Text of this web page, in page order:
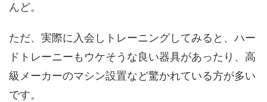
んど。
ただ、実際に入会しトレーニングしてみると、ハー
ドトレーニーもウケそうな良い器具があったり、高
級メーカーのマシン設置など驚かれている方が多い
です。